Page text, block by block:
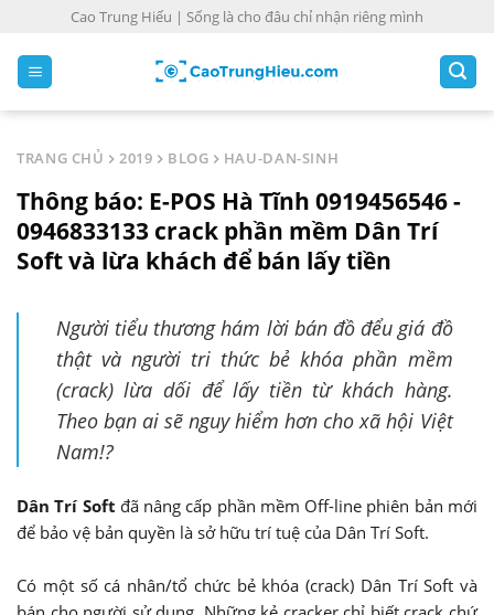
Cao Trung Hiếu | Sống là cho đâu chỉ nhận riêng mình
TRANG CHỦ 2019 BLOG HAU-DAN-SINH
Thông báo: E-POS Hà Tĩnh 0919456546 -
0946833133 crack phần mềm Dân Trí
Soft và lừa khách để bán lấy tiền
Người tiểu thương hám lời bán đồ đểu giá đồ
thật và người tri thức bẻ khóa phần mềm
(crack) lừa dối để lấy tiền từ khách hàng.
Theo bạn ai sẽ nguy hiểm hơn cho xã hội Việt
Nam!?
Dân Trí Soft đã nâng cấp phần mềm Off-line phiên bản mới
để bảo vệ bản quyền là sở hữu trí tuệ của Dân Trí Soft.
Có một số cá nhân/tổ chức bẻ khóa (crack) Dân Trí Soft và